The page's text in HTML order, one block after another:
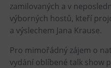
Wycieczki
Dolni Vitkowice
Muzeum Górnictwa w
zamilovaných a v
výborných hostů, kteří
a výslechem Jana Krause.
Pro mimořádný zájem o
vydání oblíbené talk show